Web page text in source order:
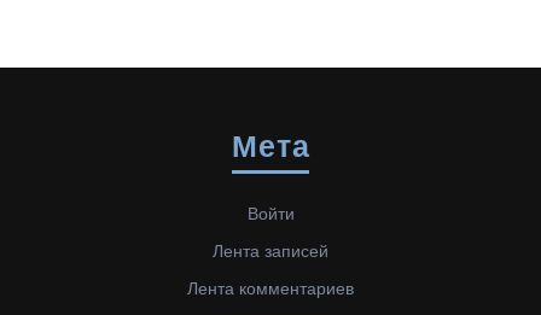
Мета
Войти
Лента записей
Лента комментариев